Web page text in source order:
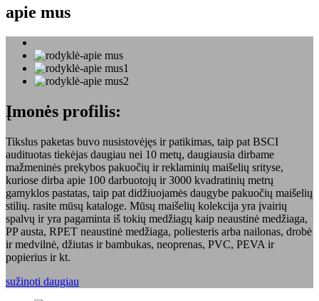
apie mus
Įmonės profilis:
Tikslus paketas buvo nusistovėjęs ir patikimas, taip pat BSCI
audituotas tiekėjas daugiau nei 10 metų, daugiausia dirbame
mažmeninės prekybos pakuočių ir reklaminių maišelių srityse,
kuriose dirba apie 100 darbuotojų ir 3000 kvadratinių metrų
gamyklos pastatas, taip pat didžiuojamės daugybe pakuočių maišelių
stilių. rasite mūsų kataloge. Mūsų maišelių kolekcija yra įvairių
spalvų ir yra pagaminta iš tokių medžiagų kaip neaustinė medžiaga,
PP austa, RPET neaustinė medžiaga, poliesteris arba nailonas, drobė
ir medvilnė, džiutas ir bambukas, neoprenas, PVC, PEVA ir
popierius ir kt.
sužinoti daugiau